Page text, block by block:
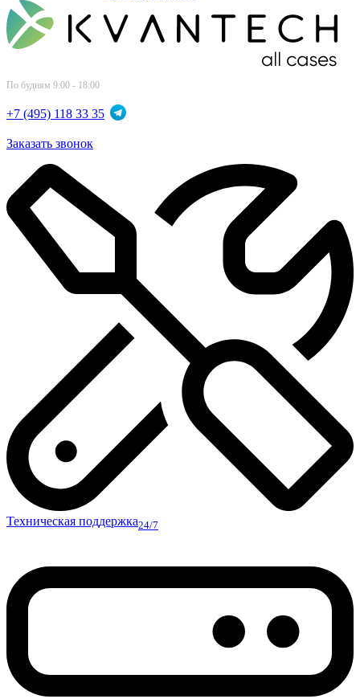
По будням 9:00 - 18:00
+7 (495) 118 33 35
Заказать звонок
Техническая поддержка24/7